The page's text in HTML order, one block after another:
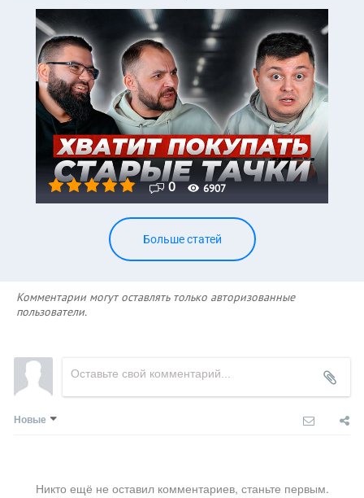
0 6907
Больше статей
Комментарии могут оставлять только авторизованные
пользователи.
Новые
Никто ещё не оставил комментариев, станьте первым.